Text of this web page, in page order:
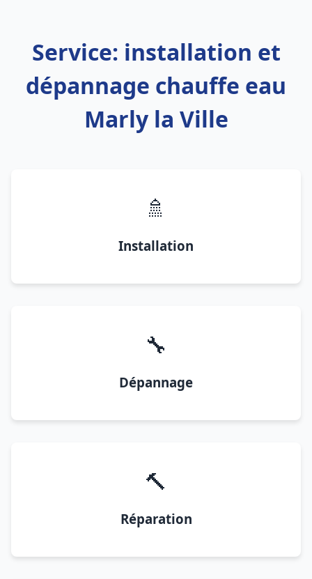
Service: installation et
dépannage chauffe eau
Marly la Ville
🚿
Installation
🔧
Dépannage
🔨
Réparation